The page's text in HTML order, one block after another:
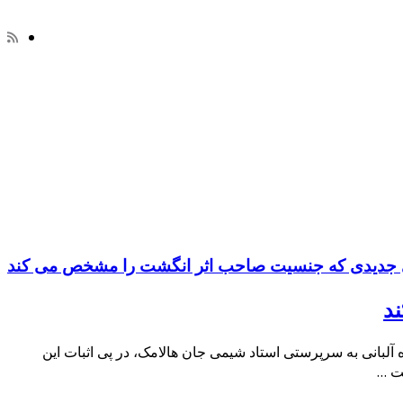
جدیدی که جنسیت صاحب اثر انگشت را مشخص می کند
به سرپرستی استاد شیمی جان هالامک، در پی اثبات این
…